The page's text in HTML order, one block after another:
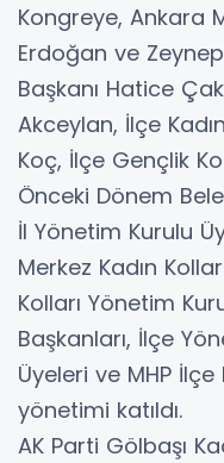
Kongreye, Ankara
Erdoğan ve Zeynep
Başkanı Hatice
Akceylan, İlçe
Koç, İlçe Gençlik
Önceki Dönem
İl Yönetim Kurulu
Merkez Kadın
Kolları Yönetim
Başkanları, İlçe
Üyeleri ve MHP İlçe
yönetimi katıldı.
AK Parti Gölbaşı